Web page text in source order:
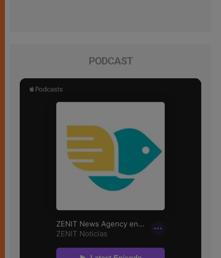
PODCAST